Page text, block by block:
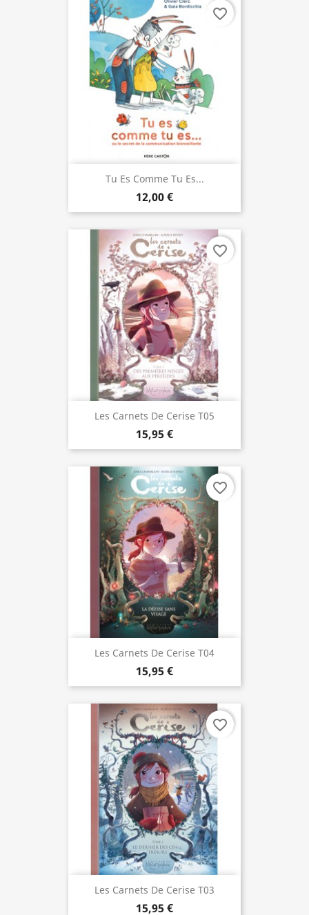
Tu Es Comme Tu Es...
12,00 €
favorite_border
Les Carnets De Cerise T05
15,95 €
favorite_border
Les Carnets De Cerise T04
15,95 €
favorite_border
Les Carnets De Cerise T03
15,95 €
favorite_border